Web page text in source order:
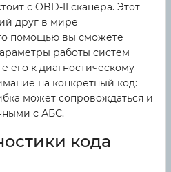
с OBD-II сканера. Этот
друг в мире
помощью вы сможете
работы систем
его к диагностическому
на конкретный код:
может сопровождаться и
с АБС.
кода